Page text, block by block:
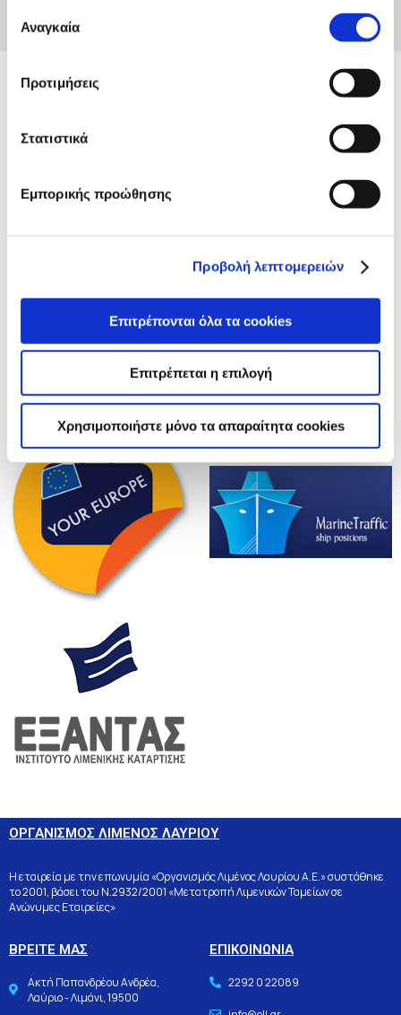
των υπηρεσιών τους.
συγκατάθεσης
Αναγκαία
Προτιμήσεις
Στατιστικά
Εμπορικής προώθησης
Προβολή λεπτομερειών
Επιτρέπονται όλα τα cookies
Επιτρέπεται η επιλογή
Χρησιμοποιήστε μόνο τα απαραίτητα cookies
ΟΡΓΑΝΙΣΜΟΣ ΛΙΜΕΝΟΣ ΛΑΥΡΙΟΥ
Η εταιρεία με την επωνυμία «Οργανισμός Λιμένος Λαυρίου Α.Ε.» συστάθηκε
το 2001, βάσει του Ν.2932/2001 «Μετατροπή Λιμενικών Ταμείων σε
Ανώνυμες Εταιρείες»
ΒΡΕΙΤΕ ΜΑΣ
Ακτή Παπανδρέου Ανδρέα,
Λαύριο - Λιμάνι, 19500
ΕΠΙΚΟΙΝΩΝΙΑ
2292 0 22089